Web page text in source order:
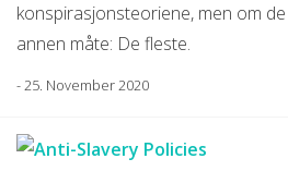
konspirasjonsteoriene, men om
annen måte: De fleste.
-25. November 2020